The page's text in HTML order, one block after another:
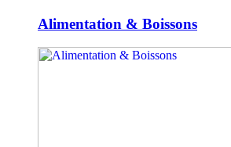
Alimentation & Boissons